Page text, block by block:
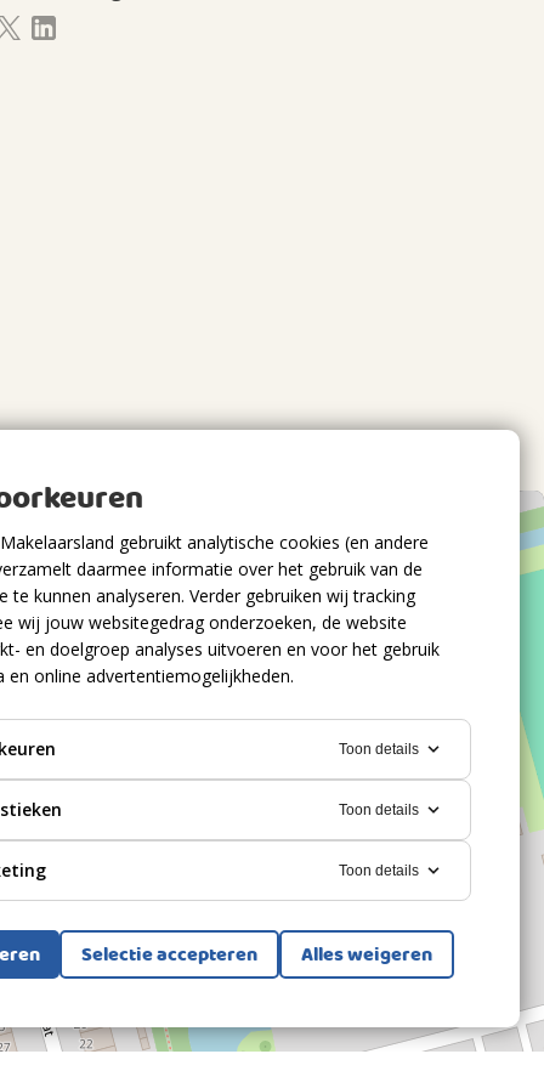
gebruikt analytische cookies (en andere
daarmee informatie over het gebruik van de
te kunnen analyseren. Verder gebruiken wij tracking
wij jouw websitegedrag onderzoeken, de website
en doelgroep analyses uitvoeren en voor het gebruik
en online advertentiemogelijkheden.
Toon details
Toon details
Toon details
Selectie accepteren Alles weigeren